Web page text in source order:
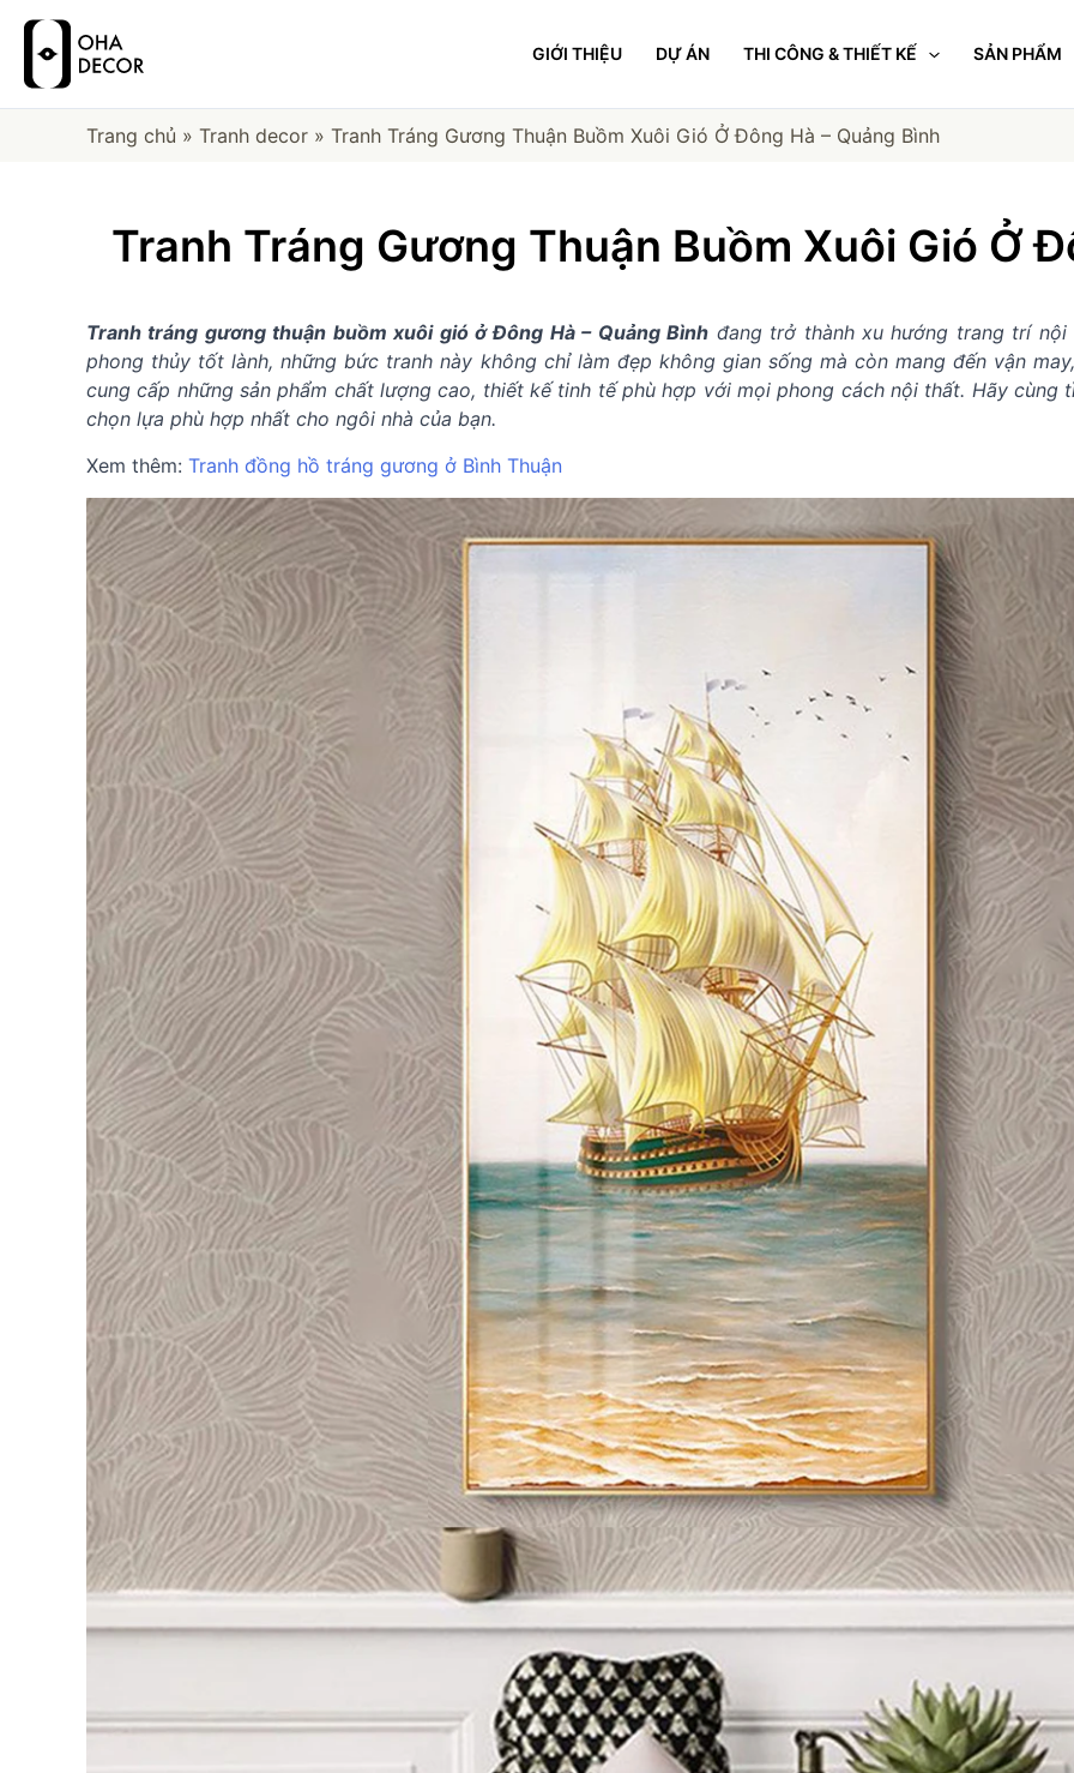
GIỚI THIỆU DỰ ÁN THI CÔNG & THIẾT KẾ SẢN PHẨM
Trang chủ » Tranh decor » Tranh Tráng Gương Thuận Buồm Xuôi Gió Ở Đông Hà – Quảng Bình
Tranh Tráng Gương Thuận Buồm Xuôi Gió Ở
Tranh tráng gương thuận buồm xuôi gió ở Đông Hà – Quảng Bình đang trở thành xu hướng trang trí
phong thủy tốt lành, những bức tranh này không chỉ làm đẹp không gian sống mà còn mang đến vận
cung cấp những sản phẩm chất lượng cao, thiết kế tinh tế phù hợp với mọi phong cách nội thất. Hãy
chọn lựa phù hợp nhất cho ngôi nhà của bạn.
Xem thêm: Tranh đồng hồ tráng gương ở Bình Thuận